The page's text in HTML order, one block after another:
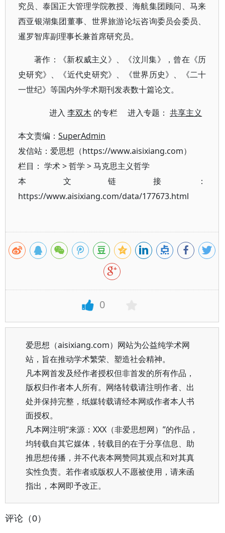
究员、泰国正大管理学院教授、海航集团顾问、马来
西亚银湖集团董事、世界旅游论坛咨询委员会委员、
暹罗智库副理事长兼首席研究员。
著作：《新权威主义》、《汶川集》，曾在《历
史研究》、《近代史研究》、《世界历史》、《二十
一世纪》等国内外学术期刊发表数十篇论文。
进入李双木 的专栏 进入专题：共享主义
本文责编： SuperAdmin
发信站：爱思想（https://www.aisixiang.com）
栏目： 学术>哲学 >马克思主义哲学
本文链接：
https://www.aisixiang.com/data/177673.html
0
爱思想（aisixiang.com）网站为公益纯学术网
站，旨在推动学术繁荣、塑造社会精神。
凡本网首发及经作者授权但非首发的所有作品，
版权归作者本人所有。网络转载请注明作者、出
处并保持完整，纸媒转载请经本网或作者本人书
面授权。
凡本网注明“来源：XXX（非爱思想网）”的作品，
均转载自其它媒体，转载目的在于分享信息、助
推思想传播，并不代表本网赞同其观点和对其真
实性负责。若作者或版权人不愿被使用，请来函
指出，本网即予改正。
评论（0）